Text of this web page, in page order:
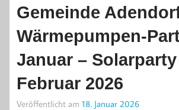
Gemeinde
Wärmepumpen-
Januar – Solarparty
Februar 2026
Veröffentlicht am 18. Januar 2026